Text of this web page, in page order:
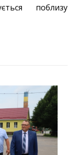
поблизу